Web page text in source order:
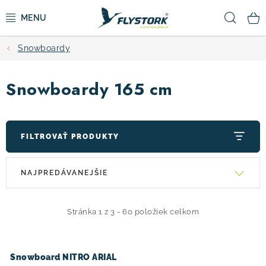
na
CYKLISTIKA
ZIMNÉ ŠPORTY
KOLOBEŽKY
OBLEČENIE A TOPÁNKY
DOPLNKY
VÝPREDAJ
Snowboardy
Snowboardy 165 cm
FILTROVAŤ PRODUKTY
V
p
Stránka 1 z 3 - 60 položiek celkom
R
NAJPREDÁVANEJŠIE
Snowboard NITRO ARIAL